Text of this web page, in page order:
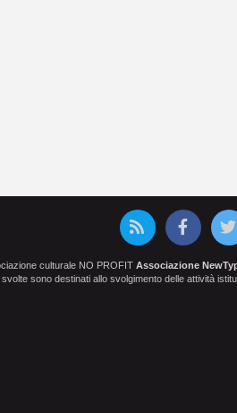
culturale NO PROFIT Associazione
sono destinati allo svolgimento delle attività